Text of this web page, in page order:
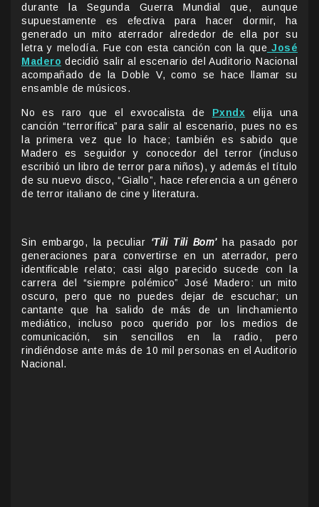
durante la Segunda Guerra Mundial que, aunque
supuestamente es efectiva para hacer dormir, ha
generado un mito aterrador alrededor de ella por su
letra y melodía. Fue con esta canción con la que José
Madero decidió salir al escenario del Auditorio Nacional
acompañado de la Doble V, como se hace llamar su
ensamble de músicos.
No es raro que el exvocalista de Pxndx
elija una
canción “terrorífica” para salir al escenario, pues no es
la primera vez que lo hace; también es sabido que
Madero es seguidor y conocedor del terror (incluso
escribió un libro de terror para niños), y además el título
de su nuevo disco, “Giallo”, hace referencia a un género
de terror italiano de cine y literatura.
Sin embargo, la peculiar ‘Tili Tili Bom’ ha pasado por
generaciones para convertirse en un aterrador, pero
identificable relato; casi algo parecido sucede con la
carrera del “siempre polémico” José Madero: un mito
oscuro, pero que no puedes dejar de escuchar; un
cantante que ha salido de más de un linchamiento
mediático, incluso poco querido por los medios de
comunicación, sin sencillos en la radio, pero
rindiéndose ante más de 10 mil personas en el Auditorio
Nacional.